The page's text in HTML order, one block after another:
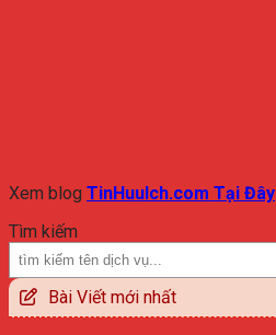
Xem blog TinHuuIch.com Tại Đây
Tìm kiếm
Bài Viết mới nhất